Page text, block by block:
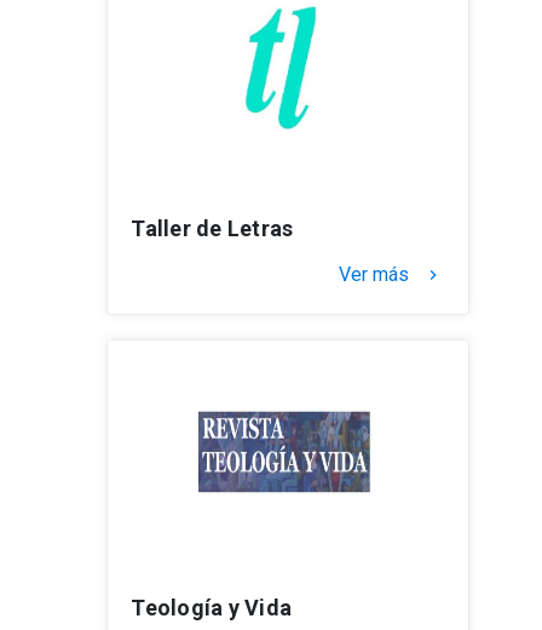
Taller de Letras
Ver más keyboard_arrow_right
Teología y Vida